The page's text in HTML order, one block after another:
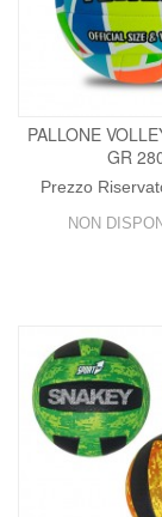
PALLONE
GR
Prezzo
NON